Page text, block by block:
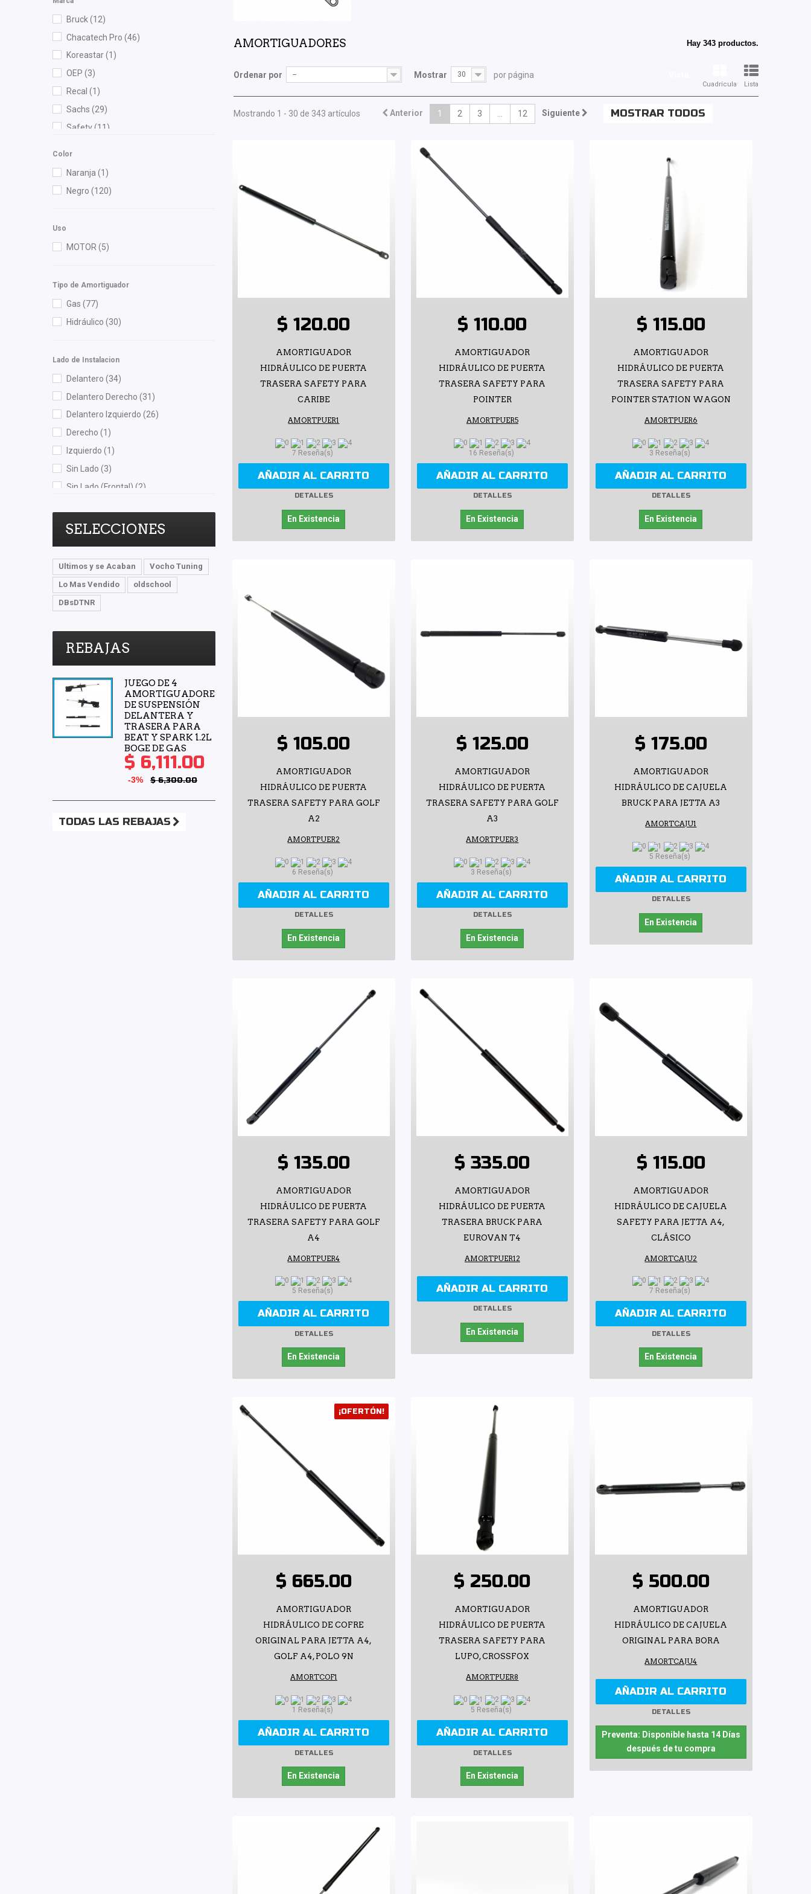
Bruck(12)
Chacatech Pro (46)
Koreastar(1)
OEP (3)
Recal (1)
Sachs (29)
Safety(11)
Color
Naranja (1)
Negro (120)
Uso
MOTOR(5)
Tipo de Amortiguador
Gas (77)
Hidráulico (30)
Lado de Instalacion
Delantero (34)
Delantero Derecho (31)
Delantero Izquierdo (26)
Derecho (1)
Izquierdo (1)
Sin Lado (3)
Sin Lado (Frontal) (2)
Trasero(125)
Trasero Izquierdo(11)
SELECCIONES
Ultimos y se Acaban
Vocho Tuning
Lo Mas Vendido
oldschool
DBsDTNR
REBAJAS
JUEGO DE 4
AMORTIGUADORES
DE SUSPENSIÓN
DELANTERA Y
TRASERA PARA
BEAT Y SPARK 1.2L
BOGE DE GAS
$ 6,111.00
-3% $ 6,300.00
TODAS LAS REBAJAS
AMORTIGUADORES Hay 343 productos.
Cuadrícula Lista
Ordenar por -- Mostrar 30 por página
MOSTRAR TODOS
Anterior 1 2 3 12 Siguiente
Mostrando 1 - 30 de 343 artículos
$ 120.00
AMORTIGUADOR
HIDRÁULICO DE PUERTA
TRASERA SAFETY PARA
CARIBE
AMORTPUER1
7 Reseña(s)
AÑADIR AL CARRITO
DETALLES
En Existencia
$ 110.00
AMORTIGUADOR
HIDRÁULICO DE PUERTA
TRASERA SAFETY PARA
POINTER
AMORTPUER5
16 Reseña(s)
AÑADIR AL CARRITO
DETALLES
En Existencia
$ 115.00
AMORTIGUADOR
HIDRÁULICO DE PUERTA
TRASERA SAFETY PARA
POINTER STATION WAGON
AMORTPUER6
3 Reseña(s)
AÑADIR AL CARRITO
DETALLES
En Existencia
$ 105.00
AMORTIGUADOR
HIDRÁULICO DE PUERTA
TRASERA SAFETY PARA GOLF
A2
AMORTPUER2
6 Reseña(s)
AÑADIR AL CARRITO
DETALLES
En Existencia
$ 125.00
AMORTIGUADOR
HIDRÁULICO DE PUERTA
TRASERA SAFETY PARA GOLF
A3
AMORTPUER3
3 Reseña(s)
AÑADIR AL CARRITO
DETALLES
En Existencia
$ 175.00
AMORTIGUADOR
HIDRÁULICO DE CAJUELA
BRUCK PARA JETTA A3
AMORTCAJU1
5 Reseña(s)
AÑADIR AL CARRITO
DETALLES
En Existencia
$ 135.00
AMORTIGUADOR
HIDRÁULICO DE PUERTA
TRASERA SAFETY PARA GOLF
A4
AMORTPUER4
5 Reseña(s)
AÑADIR AL CARRITO
DETALLES
En Existencia
$ 335.00
AMORTIGUADOR
HIDRÁULICO DE PUERTA
TRASERA BRUCK PARA
EUROVAN T4
AMORTPUER12
AÑADIR AL CARRITO
DETALLES
En Existencia
$ 115.00
AMORTIGUADOR
HIDRÁULICO DE CAJUELA
SAFETY PARA JETTA A4,
CLÁSICO
AMORTCAJU2
7 Reseña(s)
AÑADIR AL CARRITO
DETALLES
En Existencia
¡OFERTÓN!
$ 665.00
AMORTIGUADOR
HIDRÁULICO DE COFRE
ORIGINAL PARA JETTA A4,
GOLF A4, POLO 9N
AMORTCOF1
1 Reseña(s)
AÑADIR AL CARRITO
DETALLES
En Existencia
$ 250.00
AMORTIGUADOR
HIDRÁULICO DE PUERTA
TRASERA SAFETY PARA
LUPO, CROSSFOX
AMORTPUER8
5 Reseña(s)
AÑADIR AL CARRITO
DETALLES
En Existencia
$ 500.00
AMORTIGUADOR
HIDRÁULICO DE CAJUELA
ORIGINAL PARA BORA
AMORTCAJU4
AÑADIR AL CARRITO
DETALLES
Preventa: Disponible hasta 14 Días
después de tu compra